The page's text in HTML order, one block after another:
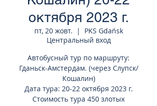
октября 2023 г.
пт, 20 жовт.
  |
PKS Gdańsk
Центральный вход
Автобусный тур по маршруту:
Гданьск-Амстердам. (через Слупск/
Кошалин)
Дата тура: 20-22 октября 2023 г.
Стоимость тура 450 злотых